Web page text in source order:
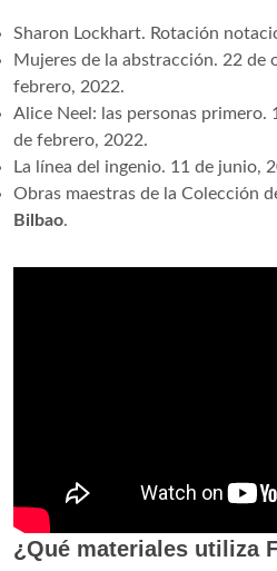
Sharon Lockhart. Rotación
Mujeres de la abstracción. 22 de
febrero, 2022.
Alice Neel: las personas primero.
de febrero, 2022.
La línea del ingenio. 11 de junio,
Obras maestras de la Colección
Bilbao.
¿Qué materiales utiliza